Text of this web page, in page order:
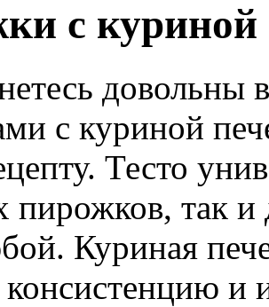
с куриной
с куриной
Тесто
пирожков, так
Куриная
и